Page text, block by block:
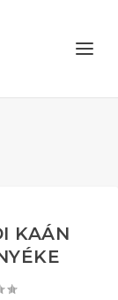
KAÁN